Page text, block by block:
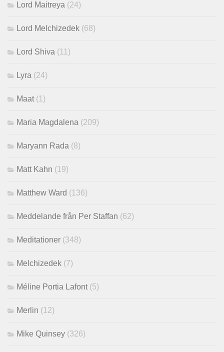
Lord Maitreya (24)
Lord Melchizedek (68)
Lord Shiva (11)
Lyra (24)
Maat (1)
Maria Magdalena (209)
Maryann Rada (8)
Matt Kahn (19)
Matthew Ward (136)
Meddelande från Per Staffan (62)
Meditationer (348)
Melchizedek (7)
Méline Portia Lafont (5)
Merlin (12)
Mike Quinsey (326)